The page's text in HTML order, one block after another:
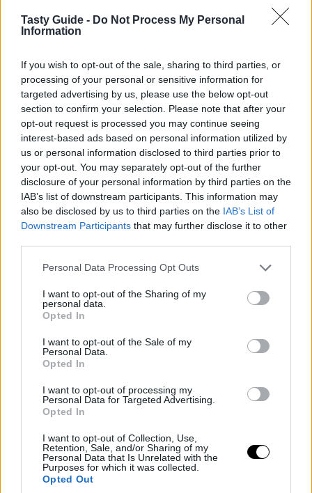
Tasty Guide - Do Not Process My Personal
Information
If you wish to opt-out of the sale, sharing to third parties, or
processing of your personal or sensitive information for
targeted advertising by us, please use the below opt-out
section to confirm your selection. Please note that after your
opt-out request is processed you may continue seeing
interest-based ads based on personal information utilized by
us or personal information disclosed to third parties prior to
your opt-out. You may separately opt-out of the further
disclosure of your personal information by third parties on the
IAB’s list of downstream participants. This information may
also be disclosed by us to third parties on the IAB’s List of
Downstream Participants that may further disclose it to other
Please note that this website/app uses one or more Google
not limited to your visit or usage behaviour. You may click to
grant or deny consent to Google and its third-party tags to
use your data for below specified purposes in below Google
consent section.
Personal Data Processing Opt Outs
I want to opt-out of the Sharing of my
personal data.
Opted In
I want to opt-out of the Sale of my
Personal Data.
Opted In
I want to opt-out of processing my
Personal Data for Targeted Advertising.
Opted In
I want to opt-out of Collection, Use,
Retention, Sale, and/or Sharing of my
Personal Data that Is Unrelated with the
Purposes for which it was collected.
Opted Out